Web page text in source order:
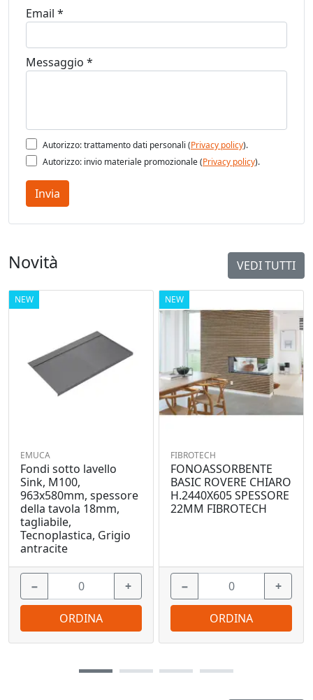
Email *
Messaggio *
Autorizzo: trattamento dati personali (Privacy policy).
Autorizzo: invio materiale promozionale (Privacy policy).
Invia
Novità VEDI TUTTI
NEW
EMUCA
Fondi sotto lavello
Sink, M100,
963x580mm, spessore
della tavola 18mm,
tagliabile,
Tecnoplastica, Grigio
antracite
− +
ORDINA
NEW
FIBROTECH
FONOASSORBENTE
BASIC ROVERE CHIARO
H.2440X605 SPESSORE
22MM FIBROTECH
− +
ORDINA